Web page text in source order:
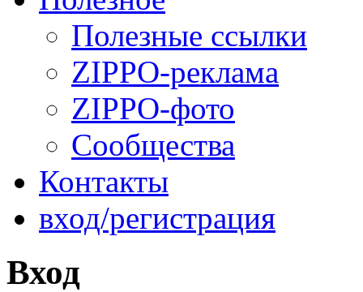
Полезные ссылки
ZIPPO-реклама
ZIPPO-фото
Сообщества
Контакты
вход/регистрация
Вход